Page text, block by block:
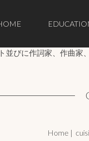
並びに作詞家、作曲
Home |